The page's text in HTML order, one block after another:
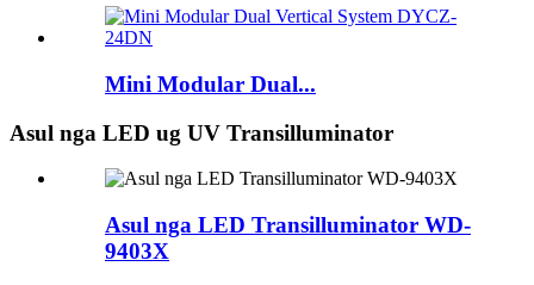
Mini Modular Dual...
Asul nga LED ug UV Transilluminator
Asul nga LED Transilluminator WD-
9403X